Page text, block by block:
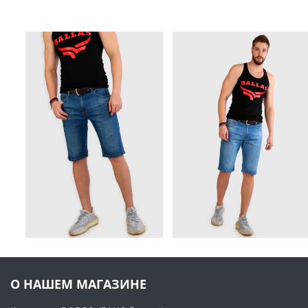
О НАШЕМ МАГАЗИНЕ